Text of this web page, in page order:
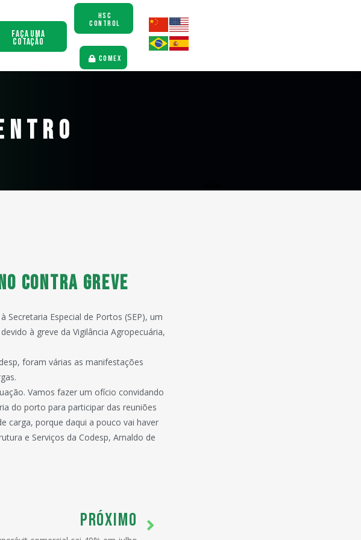
Faça uma
Cotação
HSC
CONTROL
COMEX
contra greve
Especial de Portos (SEP), um
à greve da Vigilância Agropecuária,
foram várias as manifestações
Vamos fazer um ofício convidando
do porto para participar das reuniões
carga, porque daqui a pouco vai haver
e Serviços da Codesp, Arnaldo de
PRÓXIMO